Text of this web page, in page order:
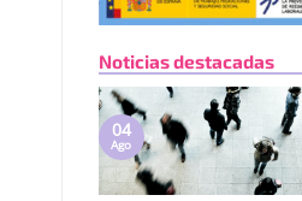
Noticias destacadas
04
Ago